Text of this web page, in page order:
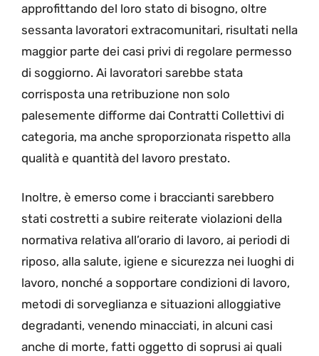
approfittando del loro stato di bisogno, oltre
sessanta lavoratori extracomunitari, risultati nella
maggior parte dei casi privi di regolare permesso
di soggiorno. Ai lavoratori sarebbe stata
corrisposta una retribuzione non solo
palesemente difforme dai Contratti Collettivi di
categoria, ma anche sproporzionata rispetto alla
qualità e quantità del lavoro prestato.
Inoltre, è emerso come i braccianti sarebbero
stati costretti a subire reiterate violazioni della
normativa relativa all’orario di lavoro, ai periodi di
riposo, alla salute, igiene e sicurezza nei luoghi di
lavoro, nonché a sopportare condizioni di lavoro,
metodi di sorveglianza e situazioni alloggiative
degradanti, venendo minacciati, in alcuni casi
anche di morte, fatti oggetto di soprusi ai quali